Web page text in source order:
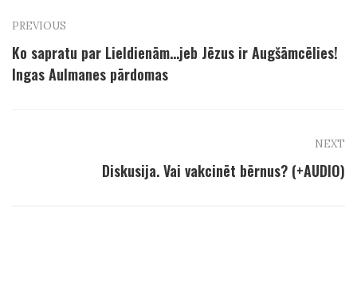
PREVIOUS
Ko sapratu par Lieldienām…jeb Jēzus ir Augšāmcēlies!
Ingas Aulmanes pārdomas
NEXT
Diskusija. Vai vakcinēt bērnus? (+AUDIO)